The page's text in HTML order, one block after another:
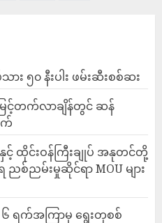
း ၅၀ နီးပါး ဖမ်းဆီးစစ်ဆး
ြင့်တက်လာချိန်တွင် ဆန်
က်
င့် ထိုင်းဝန်ကြီးချုပ် အနုတင်တို့
ညစ်ညမ်းမှုဆိုင်ရာ MOU များ
၆ ရက်အကြာမှ ရွေးတုစစ်